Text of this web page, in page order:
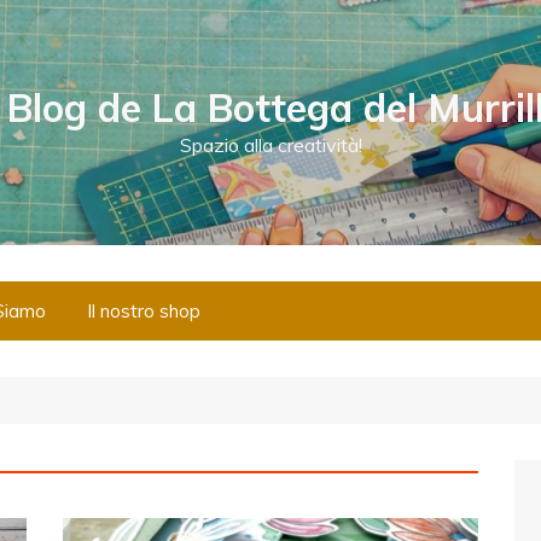
de La Bottega del
Spazio alla creatività!
Il nostro shop